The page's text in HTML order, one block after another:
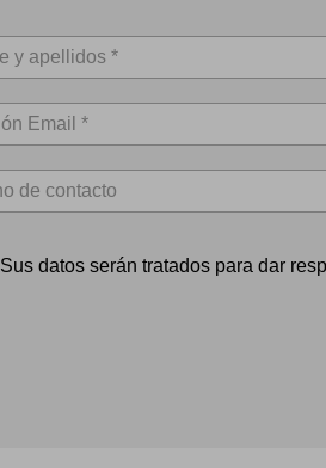
Sus datos serán tratados para dar